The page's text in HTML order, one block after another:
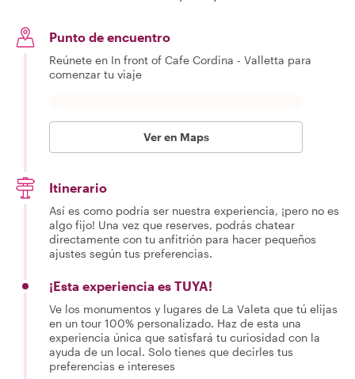
Punto de encuentro
Reúnete en In front of Cafe Cordina - Valletta para
comenzar tu viaje
Ver en Maps
Itinerario
Así es como podría ser nuestra experiencia, ¡pero no es
algo fijo! Una vez que reserves, podrás chatear
directamente con tu anfitrión para hacer pequeños
ajustes según tus preferencias.
¡Esta experiencia es TUYA!
Ve los monumentos y lugares de La Valeta que tú elijas
en un tour 100% personalizado. Haz de esta una
experiencia única que satisfará tu curiosidad con la
ayuda de un local. Solo tienes que decirles tus
preferencias e intereses